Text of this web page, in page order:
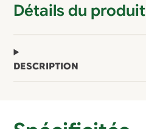
Détails du produit
DESCRIPTION